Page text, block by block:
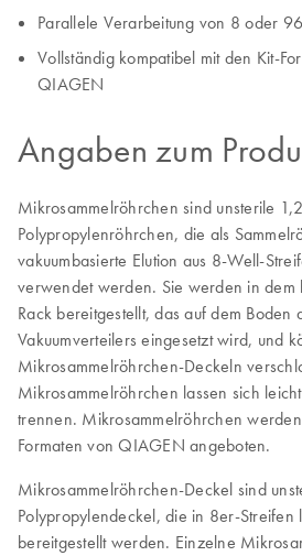
Parallele Verarbeitung von 8 oder
Vollständig kompatibel mit den Kit-
QIAGEN
Angaben zum
Mikrosammelröhrchen sind unsterile
Polypropylenröhrchen, die als
vakuumbasierte Elution aus 8-Well-
verwendet werden. Sie werden in
Rack bereitgestellt, das auf dem
Vakuumverteilers eingesetzt wird, und
Mikrosammelröhrchen-Deckeln
Mikrosammelröhrchen lassen sich
trennen. Mikrosammelröhrchen
Formaten von QIAGEN angeboten.
Mikrosammelröhrchen-Deckel sind
Polypropylendeckel, die in 8er-Streifen
bereitgestellt werden. Einzelne